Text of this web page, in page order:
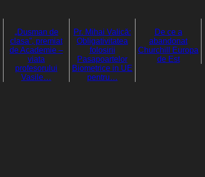
„Dusman de
clasa”, premiat
de Academie –
viata
profesorului
Vasile…
Pr. Mihai Valică:
Obligativitatea
folosirii
Pasapoartelor
Biometrice in UE
pentru…
De ce a
abandonat
Churchill Europa
de Est